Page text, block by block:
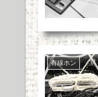
有線ホン